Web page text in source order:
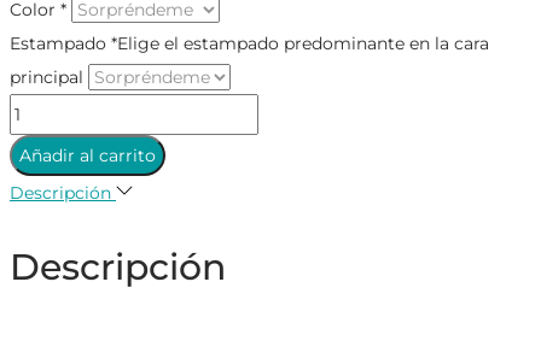
Color *
Estampado *Elige el estampado predominante en la cara
principal
pendientes
reversibles
personalizados
Añadir al carrito
Descripción
Descripción